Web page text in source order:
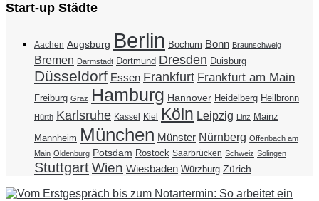
Start-up Städte
Aachen Augsburg Berlin Bochum Bonn Braunschweig
Bremen Darmstadt Dortmund Dresden Duisburg
Düsseldorf Essen Frankfurt Frankfurt am Main
Freiburg Graz Hamburg Hannover Heidelberg Heilbronn
Hürth Karlsruhe Kassel Kiel Köln Leipzig Linz Mainz
Mannheim München Münster Nürnberg Offenbach am
Main Oldenburg Potsdam Rostock Saarbrücken Schweiz Solingen
StuttgartWien Wiesbaden Würzburg Zürich